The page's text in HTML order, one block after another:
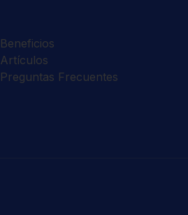
Beneficios
Artículos
Preguntas Frecuentes